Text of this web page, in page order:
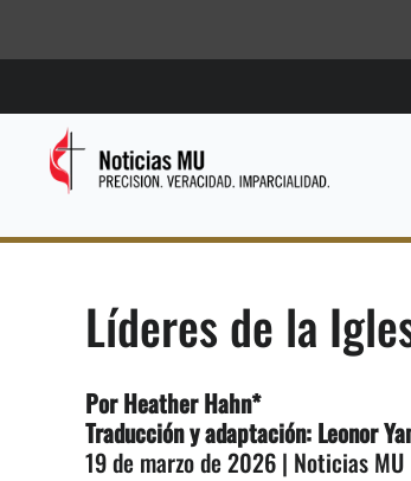
Líderes de la
Por Heather Hahn*
Traducción y adaptación: Leonor
19 de marzo de 2026 | Noticias MU